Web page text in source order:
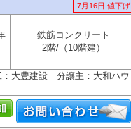
7月16日 値下げ
鉄筋コンクリート
2階/（10階建）
大豊建設 分譲主：大和ハウ